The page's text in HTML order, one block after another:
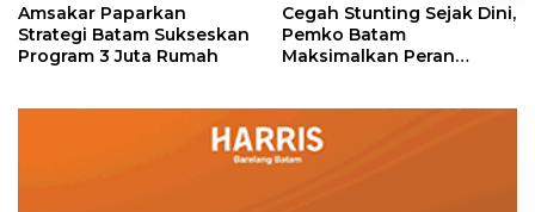
Amsakar Paparkan
Strategi Batam Sukseskan
Program 3 Juta Rumah
Cegah Stunting Sejak Dini,
Pemko Batam
Maksimalkan Peran